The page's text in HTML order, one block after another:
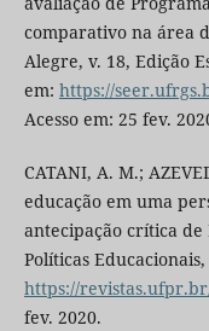
comparativo na área
Alegre, v. 18, Edição
em: https://
Acesso em: 25 fev.
CATANI, A. M.;
educação em uma
antecipação crítica de
Políticas
https://
fev. 2020.